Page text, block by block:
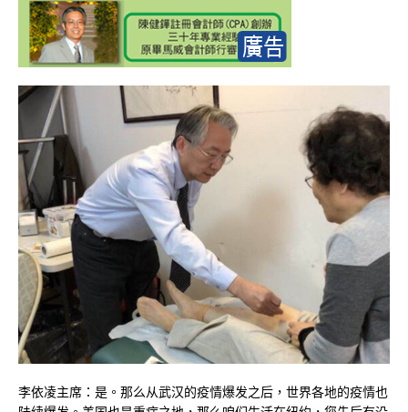
李依凌主席：是。那么从武汉的疫情爆发之后，世界各地的疫情也